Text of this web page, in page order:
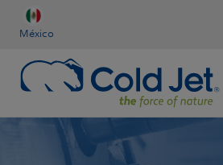
México